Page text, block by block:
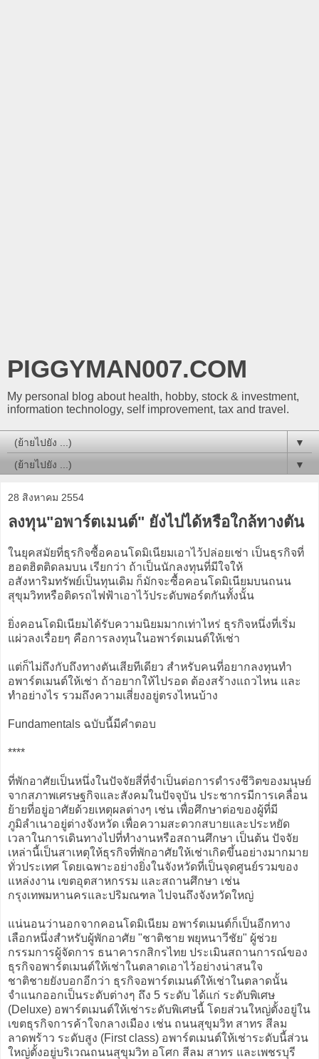
PIGGYMAN007.COM
My personal blog about health, hobby, stock & investment,
information technology, self improvement, tax and travel.
▼
▼
28 สิงหาคม 2554
ลงทุน"อพาร์ตเมนต์" ยังไปได้หรือใกล้ทางตัน
ในยุคสมัยที่ธุรกิจซื้อคอนโดมิเนียมเอาไว้ปล่อยเช่า เป็นธุรกิจที่
ฮอตฮิตติดลมบน เรียกว่า ถ้าเป็นนักลงทุนที่มีใจให้
อสังหาริมทรัพย์เป็นทุนเดิม ก็มักจะซื้อคอนโดมิเนียมบนถนน
สุขุมวิทหรือติดรถไฟฟ้าเอาไว้ประดับพอร์ตกันทั้งนั้น
ยิ่งคอนโดมิเนียมได้รับความนิยมมากเท่าไหร่ ธุรกิจหนึ่งที่เริ่ม
แผ่วลงเรื่อยๆ คือการลงทุนในอพาร์ตเมนต์ให้เช่า
แต่ก็ไม่ถึงกับถึงทางตันเสียทีเดียว สำหรับคนที่อยากลงทุนทำ
อพาร์ตเมนต์ให้เช่า ถ้าอยากให้ไปรอด ต้องสร้างแถวไหน และ
ทำอย่างไร รวมถึงความเสี่ยงอยู่ตรงไหนบ้าง
Fundamentals ฉบับนี้มีคำตอบ
****
ที่พักอาศัยเป็นหนึ่งในปัจจัยสี่ที่จำเป็นต่อการดำรงชีวิตของมนุษย์
จากสภาพเศรษฐกิจและสังคมในปัจจุบัน ประชากรมีการเคลื่อน
ย้ายที่อยู่อาศัยด้วยเหตุผลต่างๆ เช่น เพื่อศึกษาต่อของผู้ที่มี
ภูมิลำเนาอยู่ต่างจังหวัด เพื่อความสะดวกสบายและประหยัด
เวลาในการเดินทางไปที่ทำงานหรือสถานศึกษา เป็นต้น ปัจจัย
เหล่านี้เป็นสาเหตุให้ธุรกิจที่พักอาศัยให้เช่าเกิดขึ้นอย่างมากมาย
ทั่วประเทศ โดยเฉพาะอย่างยิ่งในจังหวัดที่เป็นจุดศูนย์รวมของ
แหล่งงาน เขตอุตสาหกรรม และสถานศึกษา เช่น
กรุงเทพมหานครและปริมณฑล ไปจนถึงจังหวัดใหญ่
แน่นอนว่านอกจากคอนโดมิเนียม อพาร์ตเมนต์ก็เป็นอีกทาง
เลือกหนึ่งสำหรับผู้พักอาศัย "ชาติชาย พยุหนาวีชัย" ผู้ช่วย
กรรมการผู้จัดการ ธนาคารกสิกรไทย ประเมินสถานการณ์ของ
ธุรกิจอพาร์ตเมนต์ให้เช่าในตลาดเอาไว้อย่างน่าสนใจ
ชาติชายยังบอกอีกว่า ธุรกิจอพาร์ตเมนต์ให้เช่าในตลาดนั้น
จำแนกออกเป็นระดับต่างๆ ถึง 5 ระดับ ได้แก่ ระดับพิเศษ
(Deluxe) อพาร์ตเมนต์ให้เช่าระดับพิเศษนี้ โดยส่วนใหญ่ตั้งอยู่ใน
เขตธุรกิจการค้าใจกลางเมือง เช่น ถนนสุขุมวิท สาทร สีลม
ลาดพร้าว ระดับสูง (First class) อพาร์ตเมนต์ให้เช่าระดับนี้ส่วน
ใหญ่ตั้งอยู่บริเวณถนนสุขุมวิท อโศก สีลม สาทร และเพชรบุรี